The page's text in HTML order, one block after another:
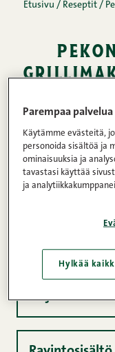
Etusivu / Reseptit /
1 2 3
Ohje
Parempaa
Käytämme evästeitä,
personoida sisältöä ja
ominaisuuksia ja
tavastasi käyttää
ja
Hylkää